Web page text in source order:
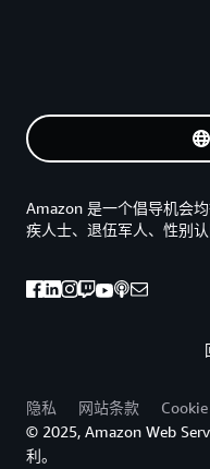
Amazon 是一个倡导机会
疾人士、退伍军人、性别
隐私 网站条款
© 2025, Amazon Web
利。